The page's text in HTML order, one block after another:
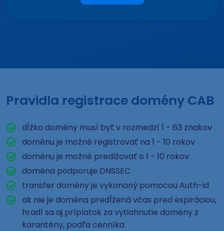
Pravidla registrace domény CAB
dĺžka domény musí byť v rozmedzí 1 - 63 znakov
doménu je možné registrovať na 1 - 10 rokov
doménu je možné predlžovať o 1 - 10 rokov
doména podporuje DNSSEC
transfer domény je vykonaný pomocou Auth-id
ak nie je doména predĺžená včas pred expiráciou,
hradí sa aj príplatok za vytiahnutie domény z
karantény, podľa cenníka